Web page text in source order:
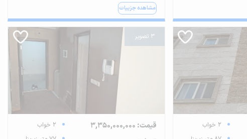
مشاهده جزییات
2 خواب
3 تصویر
قیمت: 3,350,000,000
2 خواب